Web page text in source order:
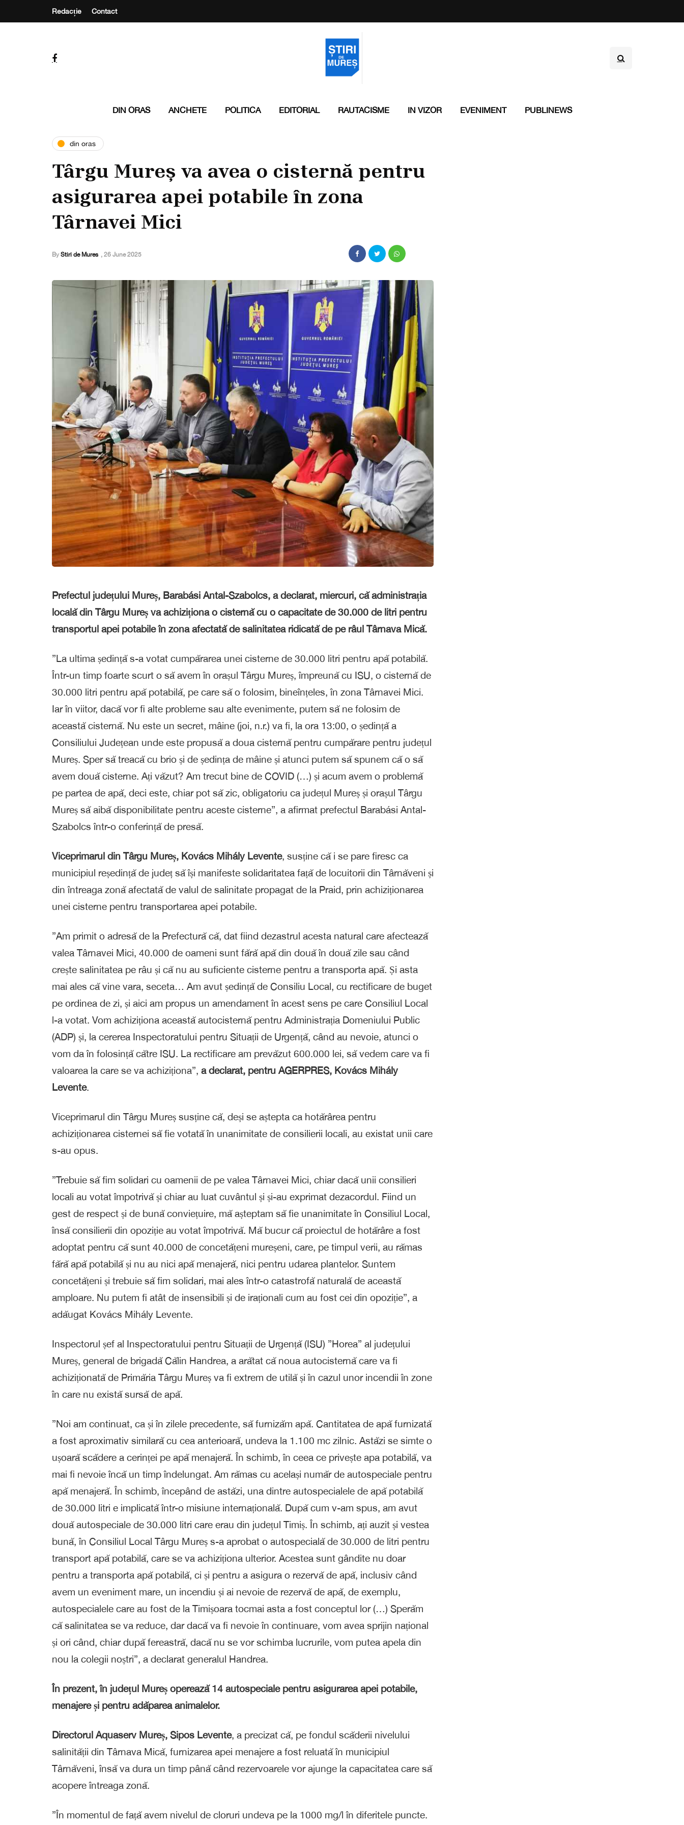
Redacție Contact
DIN ORAS ANCHETE POLITICA EDITORIAL RAUTACISME IN VIZOR EVENIMENT PUBLINEWS
din oras
Târgu Mureș va avea o cisternă pentru
asigurarea apei potabile în zona
Târnavei Mici
By Stiri de Mures , 26 June 2025
Prefectul județului Mureș, Barabási Antal-Szabolcs, a declarat, miercuri, că administrația
locală din Târgu Mureș va achiziționa o cisternă cu o capacitate de 30.000 de litri pentru
transportul apei potabile în zona afectată de salinitatea ridicată de pe râul Târnava Mică.
”La ultima ședință s-a votat cumpărarea unei cisterne de 30.000 litri pentru apă potabilă.
Într-un timp foarte scurt o să avem în orașul Târgu Mureș, împreună cu ISU, o cisternă de
30.000 litri pentru apă potabilă, pe care să o folosim, bineînțeles, în zona Târnavei Mici.
Iar în viitor, dacă vor fi alte probleme sau alte evenimente, putem să ne folosim de
această cisternă. Nu este un secret, mâine (joi, n.r.) va fi, la ora 13:00, o ședință a
Consiliului Județean unde este propusă a doua cisternă pentru cumpărare pentru județul
Mureș. Sper să treacă cu brio și de ședința de mâine și atunci putem să spunem că o să
avem două cisterne. Ați văzut? Am trecut bine de COVID (…) și acum avem o problemă
pe partea de apă, deci este, chiar pot să zic, obligatoriu ca județul Mureș și orașul Târgu
Mureș să aibă disponibilitate pentru aceste cisterne”, a afirmat prefectul Barabási Antal-
Szabolcs într-o conferință de presă.
Viceprimarul din Târgu Mureș, Kovács Mihály Levente, susține că i se pare firesc ca
municipiul reședință de județ să își manifeste solidaritatea față de locuitorii din Târnăveni și
din întreaga zonă afectată de valul de salinitate propagat de la Praid, prin achiziționarea
unei cisterne pentru transportarea apei potabile.
”Am primit o adresă de la Prefectură că, dat fiind dezastrul acesta natural care afectează
valea Târnavei Mici, 40.000 de oameni sunt fără apă din două în două zile sau când
crește salinitatea pe râu și că nu au suficiente cisterne pentru a transporta apă. Și asta
mai ales că vine vara, seceta… Am avut ședință de Consiliu Local, cu rectificare de buget
pe ordinea de zi, și aici am propus un amendament în acest sens pe care Consiliul Local
l-a votat. Vom achiziționa această autocisternă pentru Administrația Domeniului Public
(ADP) și, la cererea Inspectoratului pentru Situații de Urgență, când au nevoie, atunci o
vom da în folosință către ISU. La rectificare am prevăzut 600.000 lei, să vedem care va fi
valoarea la care se va achiziționa”, a declarat, pentru AGERPRES, Kovács Mihály
Levente.
Viceprimarul din Târgu Mureș susține că, deși se aștepta ca hotărârea pentru
achiziționarea cisternei să fie votată în unanimitate de consilierii locali, au existat unii care
s-au opus.
”Trebuie să fim solidari cu oamenii de pe valea Târnavei Mici, chiar dacă unii consilieri
locali au votat împotrivă și chiar au luat cuvântul și și-au exprimat dezacordul. Fiind un
gest de respect și de bună conviețuire, mă așteptam să fie unanimitate în Consiliul Local,
însă consilierii din opoziție au votat împotrivă. Mă bucur că proiectul de hotărâre a fost
adoptat pentru că sunt 40.000 de concetățeni mureșeni, care, pe timpul verii, au rămas
fără apă potabilă și nu au nici apă menajeră, nici pentru udarea plantelor. Suntem
concetățeni și trebuie să fim solidari, mai ales într-o catastrofă naturală de această
amploare. Nu putem fi atât de insensibili și de iraționali cum au fost cei din opoziție”, a
adăugat Kovács Mihály Levente.
Inspectorul șef al Inspectoratului pentru Situații de Urgență (ISU) ”Horea” al județului
Mureș, general de brigadă Călin Handrea, a arătat că noua autocisternă care va fi
achiziționată de Primăria Târgu Mureș va fi extrem de utilă și în cazul unor incendii în zone
în care nu există sursă de apă.
”Noi am continuat, ca și în zilele precedente, să furnizăm apă. Cantitatea de apă furnizată
a fost aproximativ similară cu cea anterioară, undeva la 1.100 mc zilnic. Astăzi se simte o
ușoară scădere a cerinței pe apă menajeră. În schimb, în ceea ce privește apa potabilă, va
mai fi nevoie încă un timp îndelungat. Am rămas cu același număr de autospeciale pentru
apă menajeră. În schimb, începând de astăzi, una dintre autospecialele de apă potabilă
de 30.000 litri e implicată într-o misiune internațională. După cum v-am spus, am avut
două autospeciale de 30.000 litri care erau din județul Timiș. În schimb, ați auzit și vestea
bună, în Consiliul Local Târgu Mureș s-a aprobat o autospecială de 30.000 de litri pentru
transport apă potabilă, care se va achiziționa ulterior. Acestea sunt gândite nu doar
pentru a transporta apă potabilă, ci și pentru a asigura o rezervă de apă, inclusiv când
avem un eveniment mare, un incendiu și ai nevoie de rezervă de apă, de exemplu,
autospecialele care au fost de la Timișoara tocmai asta a fost conceptul lor (…) Sperăm
că salinitatea se va reduce, dar dacă va fi nevoie în continuare, vom avea sprijin național
și ori când, chiar după fereastră, dacă nu se vor schimba lucrurile, vom putea apela din
nou la colegii noștri”, a declarat generalul Handrea.
În prezent, în județul Mureș operează 14 autospeciale pentru asigurarea apei potabile,
menajere și pentru adăparea animalelor.
Directorul Aquaserv Mureș, Sipos Levente, a precizat că, pe fondul scăderii nivelului
salinității din Târnava Mică, furnizarea apei menajere a fost reluată în municipiul
Târnăveni, însă va dura un timp până când rezervoarele vor ajunge la capacitatea care să
acopere întreaga zonă.
”În momentul de față avem nivelul de cloruri undeva pe la 1000 mg/l în diferitele puncte.